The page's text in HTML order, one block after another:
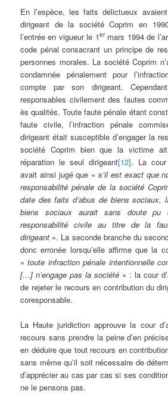
En l’espèce, les faits délictueux
dirigeant de la société Coprim en
l’entrée en vigueur le 1ermars 1994 de
code pénal consacrant un principe de
personnes morales. La société Coprim
condamnée pénalement pour
compte par son dirigeant.
responsables civilement des fautes
ès qualités. Toute faute pénale étant
faute civile, l’infraction pénale
dirigeant était susceptible d’engager la
société Coprim bien que la victime
réparation le seul dirigeant[12]. La cour
avait ainsi jugé que «s’il est exact que
responsabilité pénale de la société
date des faits d’abus de biens sociaux,
biens sociaux aurait sans doute
responsabilité civile au titre de la
dirigeant ». La seconde branche du
donc erronée lorsqu’elle affirme que la
«toute infraction pénale intentionnelle
[…] n’engage pas la société » : la cour
de rejeter le recours en contribution du
coresponsable.
La Haute juridiction approuve la cour
recours sans prendre la peine d’en
en déduire que tout recours en
sans même qu’il soit nécessaire de
d’apprécier au cas par cas si ses
ne le pensons pas.